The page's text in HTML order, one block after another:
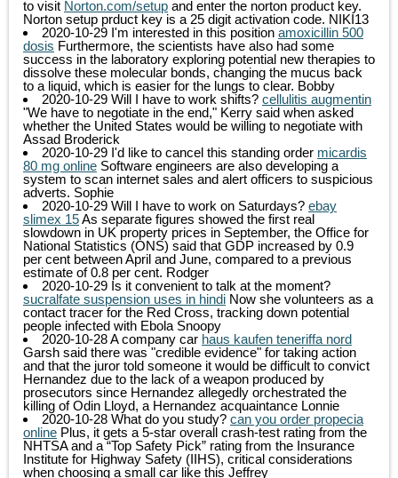
to visit Norton.com/setup and enter the norton product key.
Norton setup prduct key is a 25 digit activation code. NIKI13
2020-10-29 I'm interested in this position amoxicillin 500
dosis Furthermore, the scientists have also had some
success in the laboratory exploring potential new therapies to
dissolve these molecular bonds, changing the mucus back
to a liquid, which is easier for the lungs to clear. Bobby
2020-10-29 Will I have to work shifts? cellulitis augmentin
"We have to negotiate in the end," Kerry said when asked
whether the United States would be willing to negotiate with
Assad Broderick
2020-10-29 I'd like to cancel this standing order micardis
80 mg online Software engineers are also developing a
system to scan internet sales and alert officers to suspicious
adverts. Sophie
2020-10-29 Will I have to work on Saturdays? ebay
slimex 15As separate figures showed the first real
slowdown in UK property prices in September, the Office for
National Statistics (ONS) said that GDP increased by 0.9
per cent between April and June, compared to a previous
estimate of 0.8 per cent. Rodger
2020-10-29 Is it convenient to talk at the moment?
sucralfate suspension uses in hindi Now she volunteers as a
contact tracer for the Red Cross, tracking down potential
people infected with Ebola Snoopy
2020-10-28A company car haus kaufen teneriffa nord
Garsh said there was "credible evidence" for taking action
and that the juror told someone it would be difficult to convict
Hernandez due to the lack of a weapon produced by
prosecutors since Hernandez allegedly orchestrated the
killing of Odin Lloyd, a Hernandez acquaintance Lonnie
2020-10-28 What do you study? can you order propecia
online Plus, it gets a 5-star overall crash-test rating from the
NHTSA and a “Top Safety Pick” rating from the Insurance
Institute for Highway Safety (IIHS), critical considerations
when choosing a small car like this Jeffrey